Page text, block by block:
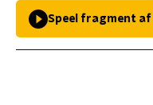
Speel fragment af